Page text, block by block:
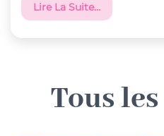
Lire La Suite…
Tousles